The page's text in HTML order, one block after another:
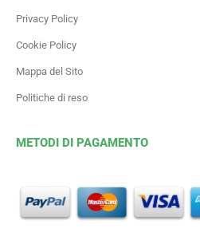
Privacy Policy
Cookie Policy
Mappa del Sito
Politiche di reso
METODI DI PAGAMENTO